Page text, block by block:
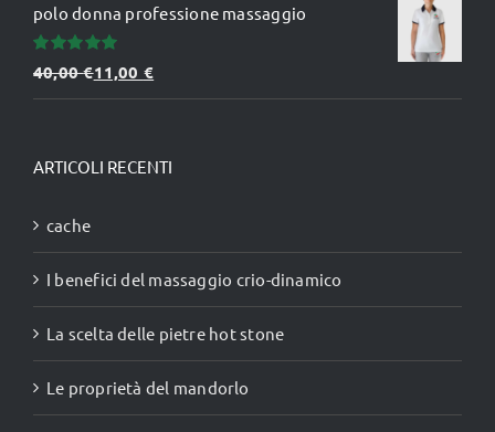
originale
era:
75,00 €.
attuale
polo donna professione massaggio
Valutato
5.00su 5
40,00€11,00 €
ARTICOLI RECENTI
cache
I benefici del massaggio crio-dinamico
La scelta delle pietre hot stone
Le proprietà del mandorlo